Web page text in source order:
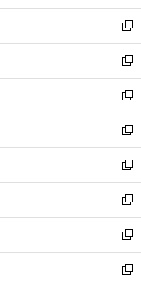
開
く
ウ
で
開
く
ン
ド
ウ
で
開
く
ウ
ィ
ン
ド
ウ
で
開
く
新
し
い
ウ
ィ
ン
ド
ウ
で
開
く
新
し
い
ウ
ィ
ン
ド
ウ
で
開
く
新
し
い
ウ
ィ
ン
ド
ウ
で
開
く
新
し
い
ウ
ィ
ン
ド
ウ
で
開
新
し
い
ウ
ィ
ン
ド
ウ
新
し
い
ウ
ィ
ン
新
し
い
ウ
新
し